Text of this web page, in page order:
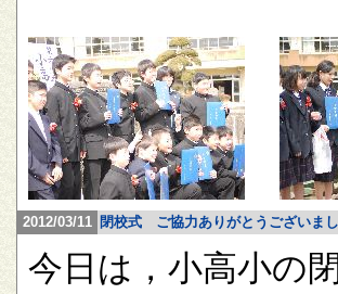
2012/03/11 閉校式 ご協力ありがとうございま
今日は，小高小の